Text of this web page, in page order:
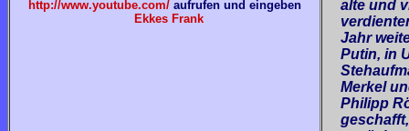
http://www.youtube.com/ aufrufen und eingeben
Ekkes Frank
alte und
Jahr
Putin, in
Merkel
Philipp